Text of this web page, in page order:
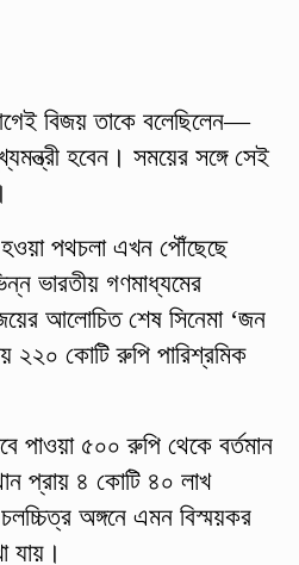
বিজয় তাকে বলেছিলেন—
হবেন। সময়ের সঙ্গে সেই
পথচলা এখন পৌঁছেছে
ভারতীয় গণমাধ্যমের
আলোচিত শেষ সিনেমা ‘জন
২২০ কোটি রুপি পারিশ্রমিক
পাওয়া ৫০০ রুপি থেকে বর্তমান
প্রায় ৪ কোটি ৪০ লাখ
অঙ্গনে এমন বিস্ময়কর
যায়।